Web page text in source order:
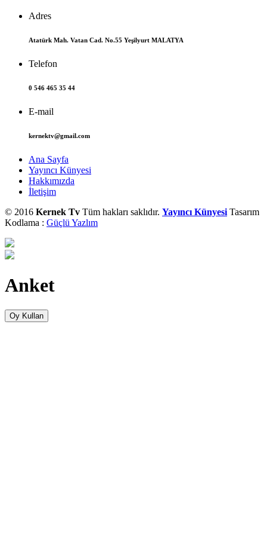
Adres
Atatürk Mah. Vatan Cad. No.55 Yeşilyurt MALATYA
Telefon
0 546 465 35 44
E-mail
kernektv@gmail.com
Ana Sayfa
Yayıncı Künyesi
Hakkımızda
İletişim
© 2016 Kernek Tv Tüm hakları saklıdır. Yayıncı Künyesi Tasarım
Kodlama : Güçlü Yazlım
Anket